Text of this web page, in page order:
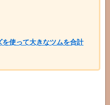
を使って大きなツムを合計